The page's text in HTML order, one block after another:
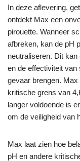
In deze aflevering,
ontdekt Max een
pirouette. Wanneer
afbreken, kan de pH
neutraliseren. Dit
en de effectiviteit
gevaar brengen.
kritische grens van
langer voldoende is
om de veiligheid van
Max laat zien hoe
pH en andere